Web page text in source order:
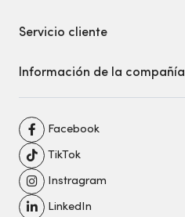
Servicio cliente
Información de la compañía
Facebook
TikTok
Instragram
LinkedIn